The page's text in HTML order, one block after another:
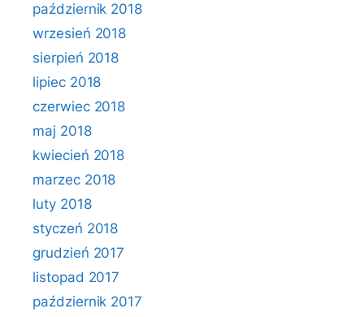
październik 2018
wrzesień 2018
sierpień 2018
lipiec 2018
czerwiec 2018
maj 2018
kwiecień 2018
marzec 2018
luty 2018
styczeń 2018
grudzień 2017
listopad 2017
październik 2017